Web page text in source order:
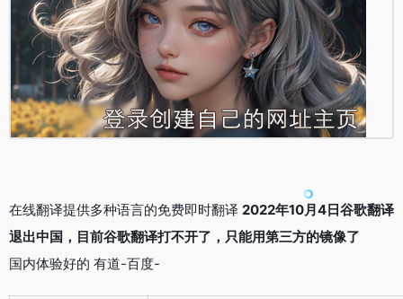
在线翻译提供多种语言的免费即时翻译 2022年10月4日谷歌翻译
退出中国，目前谷歌翻译打不开了，只能用第三方的镜像了
国内体验好的 有道-百度-